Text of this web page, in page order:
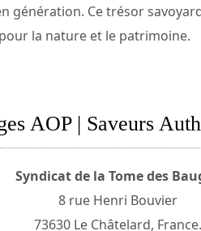
génération. Ce trésor
la nature et le patrimoine.
AOP | Saveurs
Syndicat de la Tome des
8 rue Henri Bouvier
73630 Le Châtelard, France.